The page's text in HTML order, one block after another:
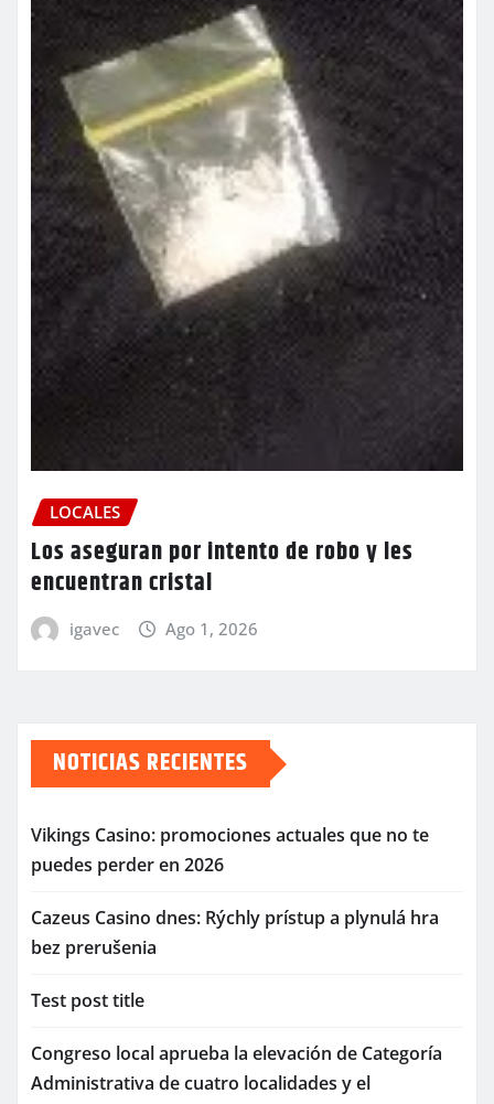
LOCALES
Los aseguran por intento de robo y les
encuentran cristal
igavec Ago 1, 2026
NOTICIAS RECIENTES
Vikings Casino: promociones actuales que no te
puedes perder en 2026
Cazeus Casino dnes: Rýchly prístup a plynulá hra
bez prerušenia
Test post title
Congreso local aprueba la elevación de Categoría
Administrativa de cuatro localidades y el